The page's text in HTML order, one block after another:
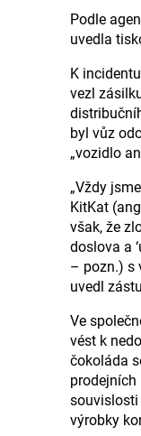
Podle
uvedla
K
vezl
byl vůz
„vozidlo
„Vždy
KitKat
však, že
doslova a
– pozn.) s
uvedl
Ve
vést k
čokoláda
prodejních
výrobky